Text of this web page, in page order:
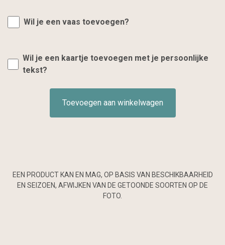
Wil je een vaas toevoegen?
Wil je een kaartje toevoegen met je persoonlijke
tekst?
Toevoegen aan winkelwagen
EEN PRODUCT KAN EN MAG, OP BASIS VAN BESCHIKBAARHEID
EN SEIZOEN, AFWIJKEN VAN DE GETOONDE SOORTEN OP DE
FOTO.